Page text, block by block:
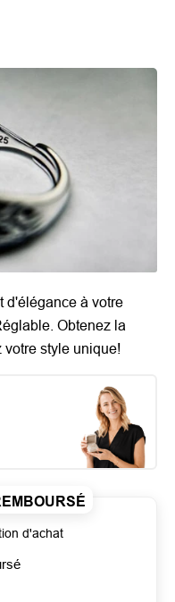
d'élégance à votre
Obtenez la
votre style unique!
d'achat